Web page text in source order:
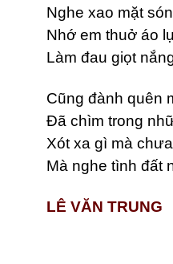
Nghe xao mặt
Nhớ em thuở áo
Làm đau giọt
Cũng đành quên
Đã chìm trong
Xót xa gì mà
Mà nghe tình đất
LÊ VĂN TRUNG